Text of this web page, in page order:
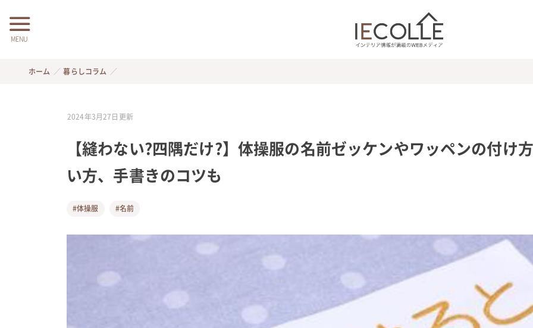
MENU
ホーム 暮らしコラム
2024年3月27日 更新
【縫わない?四隅だけ?】体操服の名前ゼッケンやワッペンの付け
い方、手書きのコツも
#体操服 #名前